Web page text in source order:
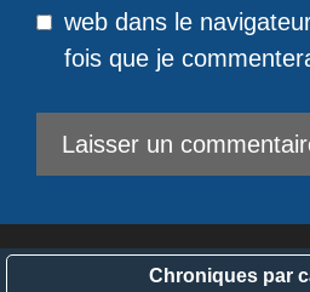
web dans le
fois que je
Chroniques par